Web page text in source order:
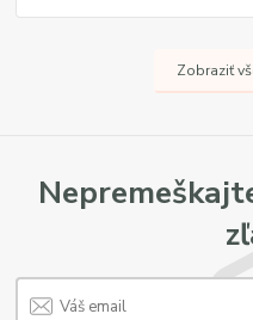
Zobraziť